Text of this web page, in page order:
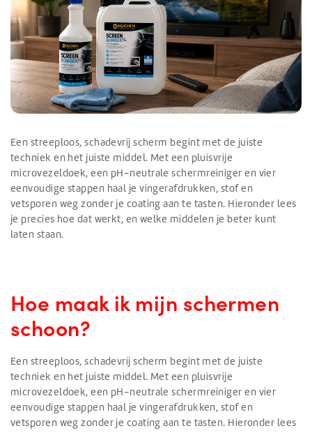
Een streeploos, schadevrij scherm begint met de juiste
techniek en het juiste middel. Met een pluisvrije
microvezeldoek, een pH-neutrale schermreiniger en vier
eenvoudige stappen haal je vingerafdrukken, stof en
vetsporen weg zonder je coating aan te tasten. Hieronder lees
je precies hoe dat werkt, en welke middelen je beter kunt
laten staan.
Hoe maak ik mijn schermen
schoon?
Een streeploos, schadevrij scherm begint met de juiste
techniek en het juiste middel. Met een pluisvrije
microvezeldoek, een pH-neutrale schermreiniger en vier
eenvoudige stappen haal je vingerafdrukken, stof en
vetsporen weg zonder je coating aan te tasten. Hieronder lees